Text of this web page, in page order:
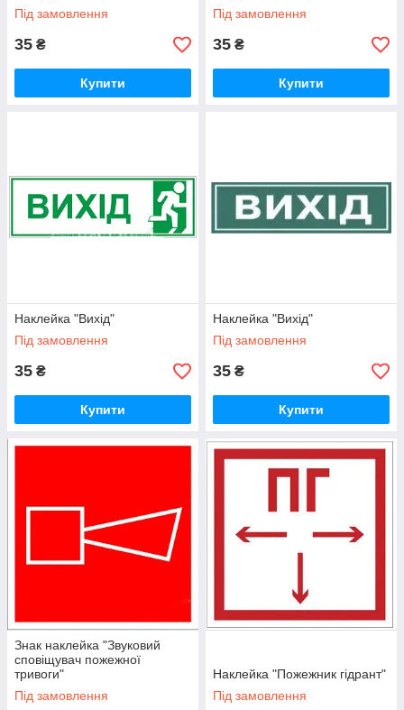
Під замовлення
35 ₴
Купити
Під замовлення
35 ₴
Купити
Наклейка "Вихід"
Під замовлення
35 ₴
Купити
Наклейка "Вихід"
Під замовлення
35 ₴
Купити
Знак наклейка "Звуковий
сповіщувач пожежної
тривоги"
Під замовлення
Наклейка "Пожежник гідрант"
Під замовлення